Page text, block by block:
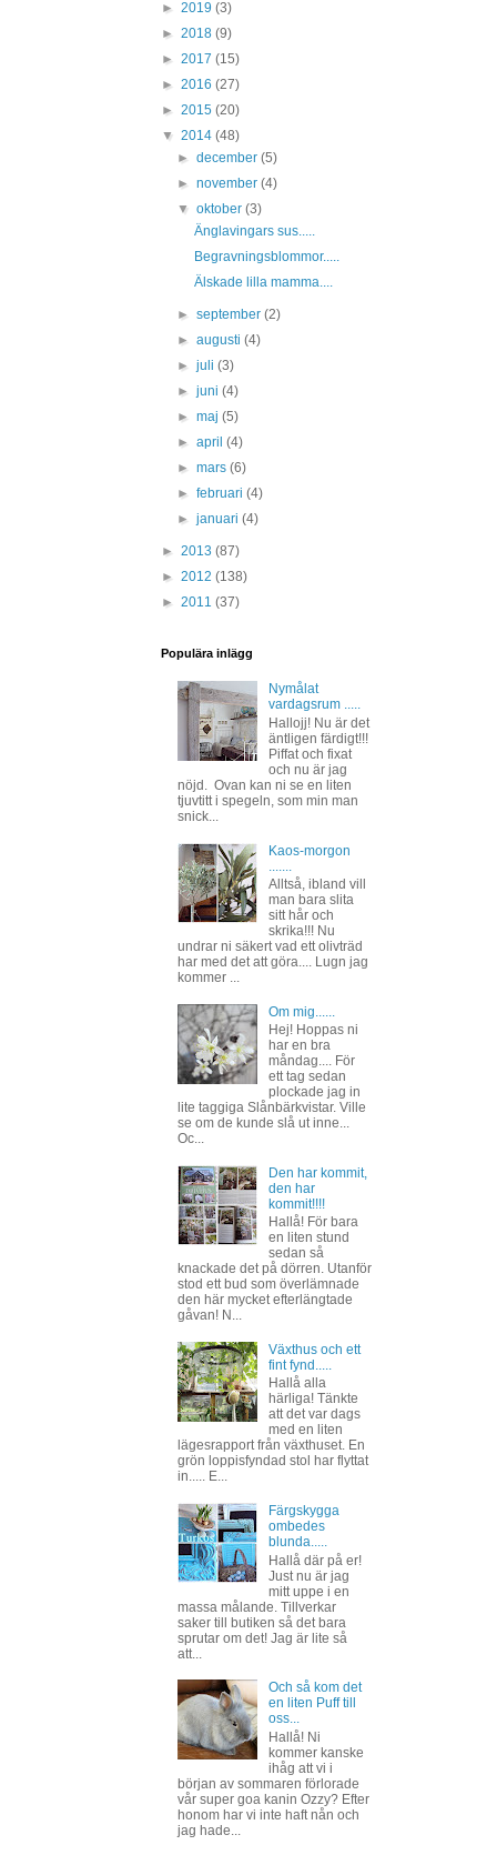
► 2019 (3)
► 2018 (9)
► 2017 (15)
► 2016 (27)
► 2015 (20)
▼ 2014 (48)
►december(5)
►november(4)
▼oktober(3)
Änglavingars sus.....
Begravningsblommor.....
Älskade lilla mamma....
►september(2)
►augusti(4)
►juli(3)
►juni(4)
►maj(5)
►april(4)
►mars(6)
►februari(4)
►januari(4)
► 2013 (87)
► 2012 (138)
► 2011 (37)
Populära inlägg
Nymålat
vardagsrum .....
Hallojj! Nu är det
äntligen färdigt!!!
Piffat och fixat
och nu är jag
nöjd. Ovan kan ni se en liten
tjuvtitt i spegeln, som min man
snick...
Kaos-morgon
Alltså, ibland vill
man bara slita
sitt hår och
skrika!!! Nu
undrar ni säkert vad ett olivträd
har med det att göra.... Lugn jag
kommer ...
Om mig......
Hej! Hoppas ni
har en bra
måndag.... För
ett tag sedan
plockade jag in
lite taggiga Slånbärkvistar. Ville
se om de kunde slå ut inne...
Oc...
Den har kommit,
den har
kommit!!!!
Hallå! För bara
en liten stund
sedan så
knackade det på dörren. Utanför
stod ett bud som överlämnade
den här mycket efterlängtade
gåvan! N...
Växthus och ett
fint fynd.....
Hallå alla
härliga! Tänkte
att det var dags
med en liten
lägesrapport från växthuset. En
grön loppisfyndad stol har flyttat
in..... E...
Färgskygga
ombedes
blunda.....
Hallå där på er!
Just nu är jag
mitt uppe i en
massa målande. Tillverkar
saker till butiken så det bara
sprutar om det! Jag är lite så
att...
Och så kom det
en liten Puff till
oss...
Hallå! Ni
kommer kanske
ihåg att vi i
början av sommaren förlorade
vår super goa kanin Ozzy? Efter
honom har vi inte haft nån och
jag hade...